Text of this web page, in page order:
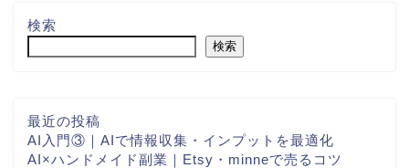
検索
検索
最近の投稿
AI入門③｜AIで情報収集・インプットを最適化
AI×ハンドメイド副業｜Etsy・minneで売るコツ